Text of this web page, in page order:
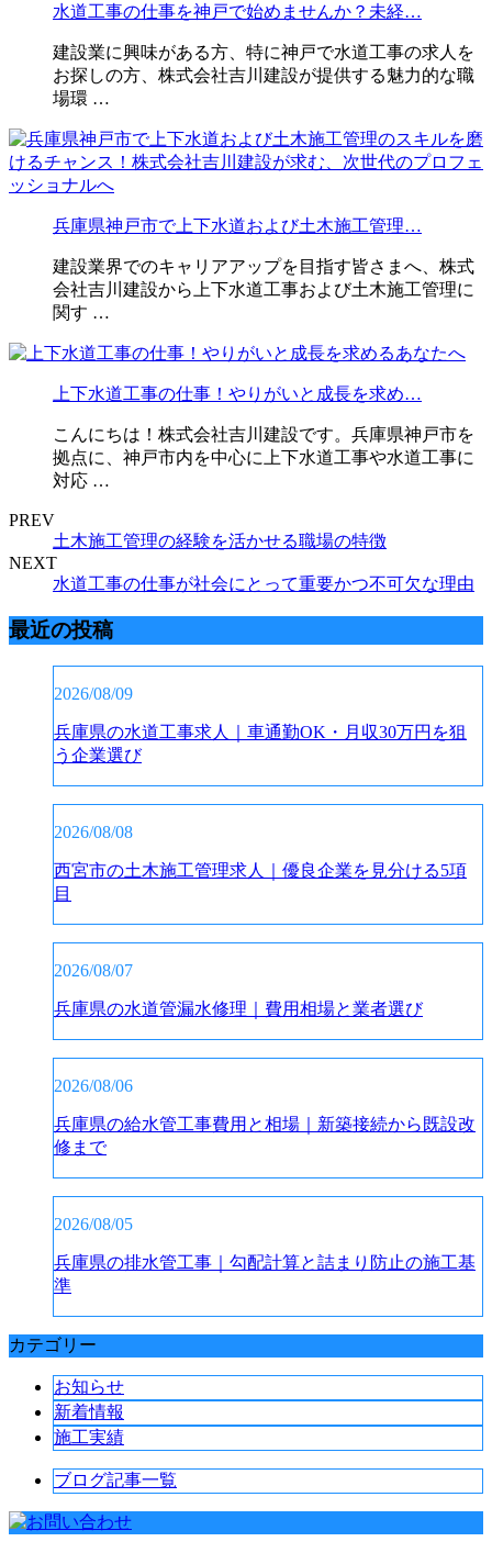
水道工事の仕事を神戸で始めませんか？未経…
建設業に興味がある方、特に神戸で水道工事の求人を
お探しの方、株式会社吉川建設が提供する魅力的な職
場環 …
兵庫県神戸市で上下水道および土木施工管理…
建設業界でのキャリアアップを目指す皆さまへ、株式
会社吉川建設から上下水道工事および土木施工管理に
関す …
上下水道工事の仕事！やりがいと成長を求め…
こんにちは！株式会社吉川建設です。兵庫県神戸市を
拠点に、神戸市内を中心に上下水道工事や水道工事に
対応 …
PREV
土木施工管理の経験を活かせる職場の特徴
NEXT
水道工事の仕事が社会にとって重要かつ不可欠な理由
最近の投稿
2026/08/09
兵庫県の水道工事求人｜車通勤OK・月収30万円を狙
う企業選び
2026/08/08
西宮市の土木施工管理求人｜優良企業を見分ける5項
目
2026/08/07
兵庫県の水道管漏水修理｜費用相場と業者選び
2026/08/06
兵庫県の給水管工事費用と相場｜新築接続から既設改
修まで
2026/08/05
兵庫県の排水管工事｜勾配計算と詰まり防止の施工基
準
カテゴリー
お知らせ
新着情報
施工実績
ブログ記事一覧